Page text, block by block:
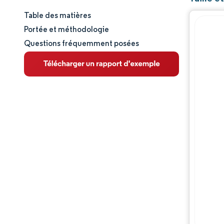
Taille et part de marché
Analyse du marché
Tendances et perspectives
Table des matières
Portée et méthodologie
Questions fréquemment posées